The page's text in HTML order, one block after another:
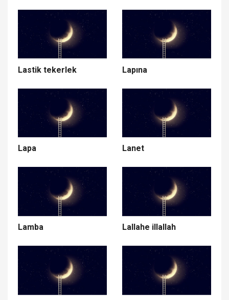
Lastik tekerlek Lapına
Lapa Lanet
Lamba Lallahe illallah